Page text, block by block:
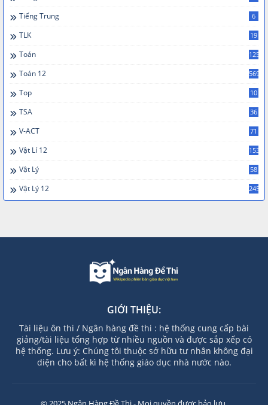
Tiếng Trung 6
TLK 19
Toán 125
Toán 12 569
Top 10
TSA 36
V-ACT 71
Vật Lí 12 153
Vật Lý 58
Vật Lý 12 245
GIỚI THIỆU:
Tài liệu ôn thi / Ngân hàng đề thi : hệ thống cung cấp bài
giảng/tài liệu tổng hợp từ nhiều nguồn và được sắp xếp có
hệ thống. Lưu ý: Chúng tôi thuộc sở hữu tư nhân không đại
diện cho bất kì hệ thống giáo dục nhà nước nào.